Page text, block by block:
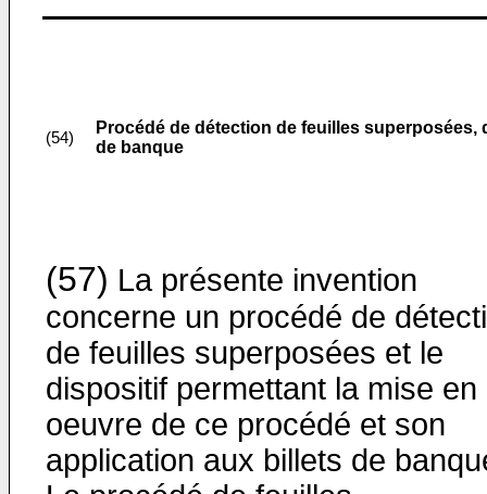
(54)
Procédé de détection de feuilles
de banque
(57) La présente invention
concerne un procédé de
de feuilles superposées et le
dispositif permettant la mise en
oeuvre de ce procédé et son
application aux billets de